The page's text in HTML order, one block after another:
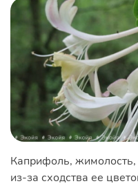
Каприфоль, жимолость,
из-за сходства ее